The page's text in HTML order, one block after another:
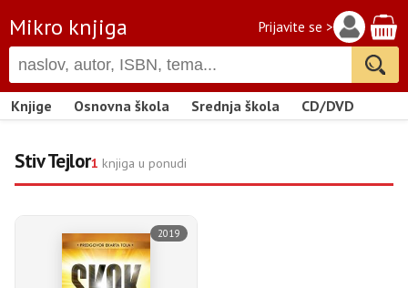
Mikro knjiga Prijavite se >
Knjige Osnovna škola Srednja škola CD/DVD
Stiv Tejlor1 knjiga u ponudi
2019